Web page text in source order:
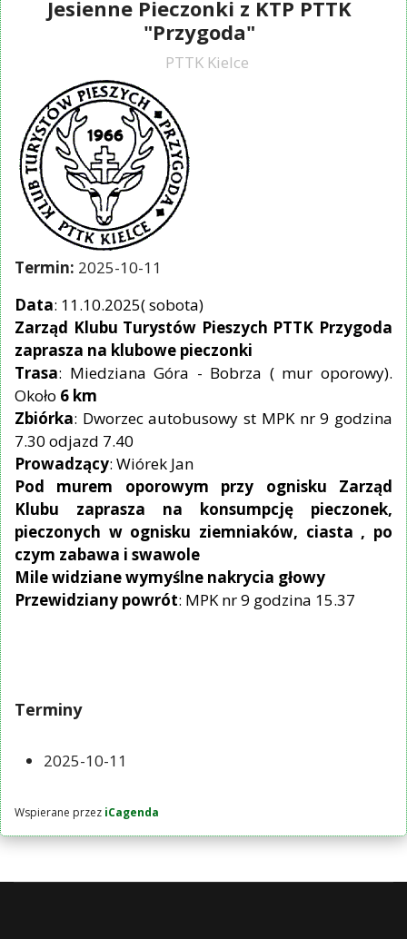
Jesienne Pieczonki z KTP PTTK
"Przygoda"
PTTK Kielce
Termin: 2025-10-11
Data: 11.10.2025( sobota)
Zarząd Klubu Turystów Pieszych PTTK Przygoda
zaprasza na klubowe pieczonki
Trasa: Miedziana Góra - Bobrza ( mur oporowy).
Około 6 km
Zbiórka: Dworzec autobusowy st MPK nr 9 godzina
7.30 odjazd 7.40
Prowadzący: Wiórek Jan
Pod murem oporowym przy ognisku Zarząd
Klubu zaprasza na konsumpcję pieczonek,
pieczonych w ognisku ziemniaków, ciasta , po
czym zabawa i swawole
Mile widziane wymyślne nakrycia głowy
Przewidziany powrót: MPK nr 9 godzina 15.37
Terminy
2025-10-11
Wspierane przez iCagenda